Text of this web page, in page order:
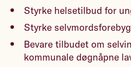
Styrke helsetilbud for
Styrke
Bevare tilbudet om
kommunale døgnåpne